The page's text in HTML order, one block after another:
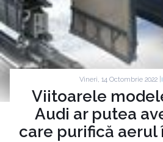
Vineri, 14 Octombrie 2022 |
Viitoarele
Audi ar putea
care purifică